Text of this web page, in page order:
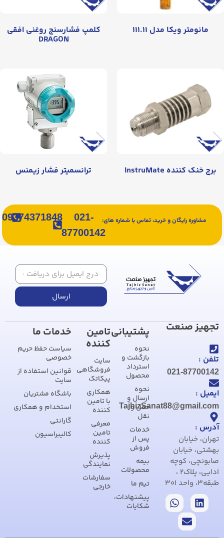
مانومتر ويکا مدل ۱۱۱.۱۱ کلمپ فشارسنج روغنی افقی
DRAGON
برج خنک کننده InstruMate ترانسمیتر فشار زیمنس
مشاوره رایگان و خرید، تماس با شماره های:
021-
87700142
09374371848
ارسال
تجهیز صنعت
تلفن :
021-87700142
ایمیل :
TajhizSanat88@gmail.com
آدرس :
تهران، خیابان
بهشتی، خیابان
صابونچی، کوچه
ادایی، پلاک2 ،
طبقه3، واحد 301
پشتیبانی
نحوه
بازگشت و
استرداد
محصول
نحوه
ارسال و
حمل و
نقل
خدمات
پس از
فروش
بیمه
محصولات
تیم ما
پیشنهادات،
شکایات
تامین
کننده
سایت
فروشگاهی
پیکاتک
همکاری
با تامین
کننده
معرفی
تامین
کننده
پذیرش
نمایندگی
سفارشات
خارجی
خدمات ما
سیاست حفظ حریم
خصوصی
قوانین استفاده از
سایت
باشگاه مشتریان
استخدام و همکاری
گارانتی
کالیبراسیون